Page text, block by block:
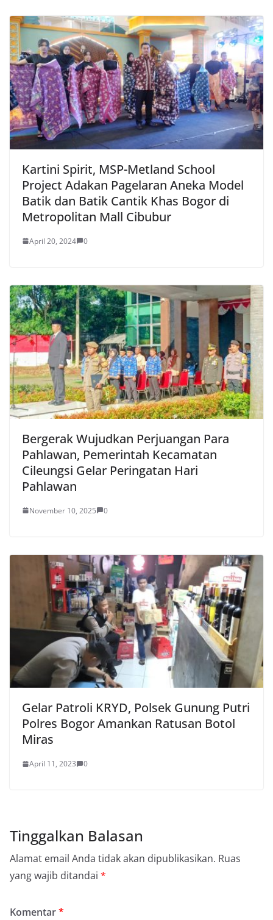
Kartini Spirit, MSP-Metland School
Project Adakan Pagelaran Aneka Model
Batik dan Batik Cantik Khas Bogor di
Metropolitan Mall Cibubur
April 20, 2024 0
Bergerak Wujudkan Perjuangan Para
Pahlawan, Pemerintah Kecamatan
Cileungsi Gelar Peringatan Hari
Pahlawan
November 10, 2025 0
Gelar Patroli KRYD, Polsek Gunung Putri
Polres Bogor Amankan Ratusan Botol
Miras
April 11, 2023 0
Tinggalkan Balasan
Alamat email Anda tidak akan dipublikasikan. Ruas
yang wajib ditandai *
Komentar*